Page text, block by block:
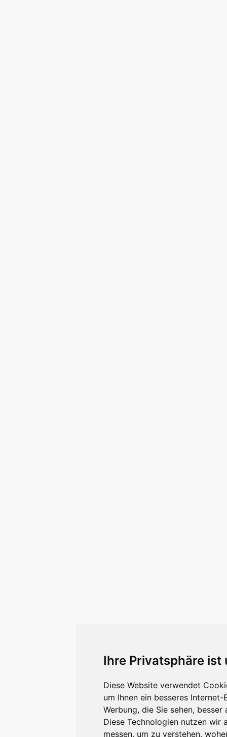
Ihre Privatsphäre ist
Diese Website verwendet
um Ihnen ein besseres
Werbung, die Sie sehen,
Diese Technologien nutzen wir
messen, um zu verstehen,